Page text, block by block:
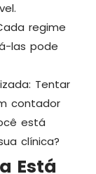
regime
las pode
Tentar
contador
está
clínica?
Está